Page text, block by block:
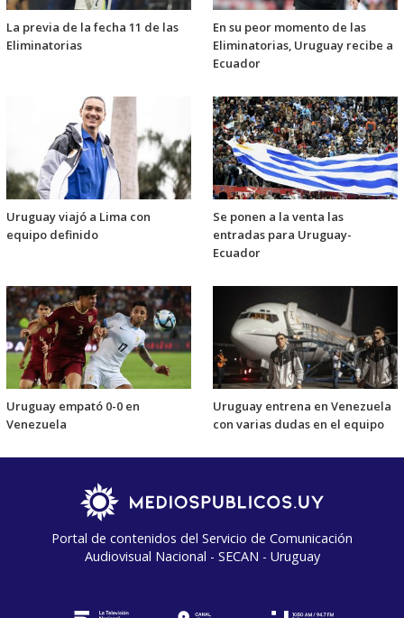
La previa de la fecha 11 de las
Eliminatorias
En su peor momento de las
Eliminatorias, Uruguay recibe a
Ecuador
Uruguay viajó a Lima con
equipo definido
Se ponen a la venta las
entradas para Uruguay-
Ecuador
Uruguay empató 0-0 en
Venezuela
Uruguay entrena en Venezuela
con varias dudas en el equipo
Portal de contenidos del Servicio de Comunicación
Audiovisual Nacional - SECAN - Uruguay